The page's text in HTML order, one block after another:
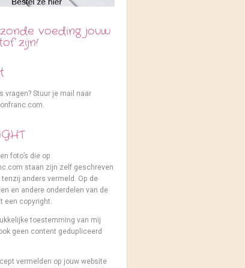
voeding jouw
zijn!
vragen? Stuur je mail naar
foto’s die op
staan zijn zelf geschreven
tenzij anders vermeld. Op de
en andere onderdelen van de
een copyright.
toestemming van mij
geen content gedupliceerd
vermelden op jouw website